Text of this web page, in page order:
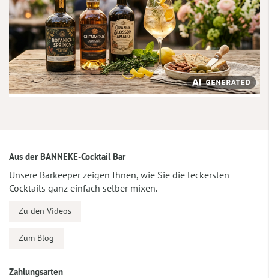
Aus der BANNEKE-Cocktail Bar
Unsere Barkeeper zeigen Ihnen, wie Sie die leckersten
Cocktails ganz einfach selber mixen.
Zu den Videos
Zum Blog
Zahlungsarten